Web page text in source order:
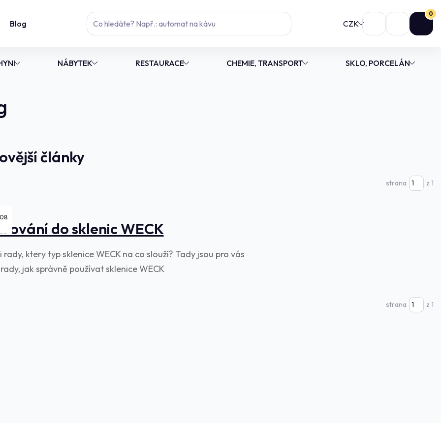
Blog CZK
0
NÁBYTEK RESTAURACE CHEMIE, TRANSPORT SKLO, PORCELÁN
články
strana z 1
do sklenic WECK
08
rady, ktery typ sklenice WECK na co slouží? Tady jsou pro vás
jak správně používat sklenice WECK
strana z 1